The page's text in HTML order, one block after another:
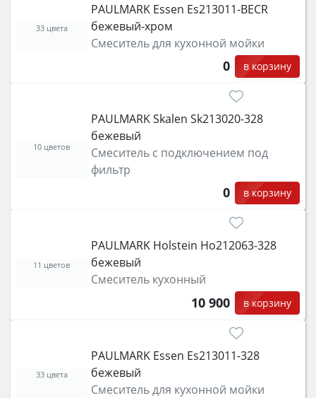
функции (конвекция, гриль, самоочистка,
защита от детей).
PAULMARK Essen Es213011-BECR
бежевый-хром
Смеситель для кухонной мойки
0 в корзину
33 цвета
PAULMARK Skalen Sk213020-328
бежевый
Смеситель с подключением под
фильтр
0 в корзину
10 цветов
PAULMARK Holstein Ho212063-328
бежевый
Смеситель кухонный
10 900 в корзину
11 цветов
PAULMARK Essen Es213011-328
бежевый
Смеситель для кухонной мойки
33 цвета